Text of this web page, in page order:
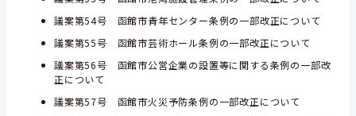
議案第54号 函館市青年センター条例の一部改正について
議案第55号 函館市芸術ホール条例の一部改正について
議案第56号 函館市公営企業の設置等に関する条例の一部改
正について
議案第57号 函館市火災予防条例の一部改正について